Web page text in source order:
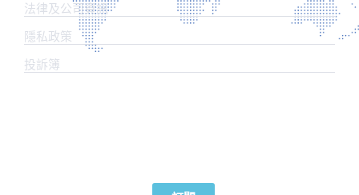
法律及公司資訊
​隱私政策
投訴簿